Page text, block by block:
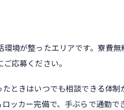
境が整ったエリアです。寮費無
応募ください。
ときはいつでも相談できる体制
ッカー完備で、手ぶらで通勤で